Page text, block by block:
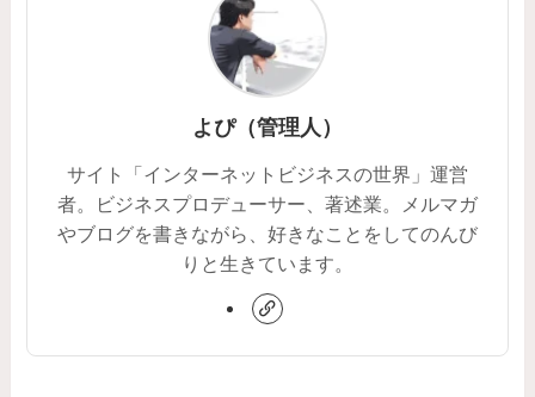
よぴ（管理人）
サイト「インターネットビジネスの世界」運営
者。ビジネスプロデューサー、著述業。メルマガ
やブログを書きながら、好きなことをしてのんび
りと生きています。